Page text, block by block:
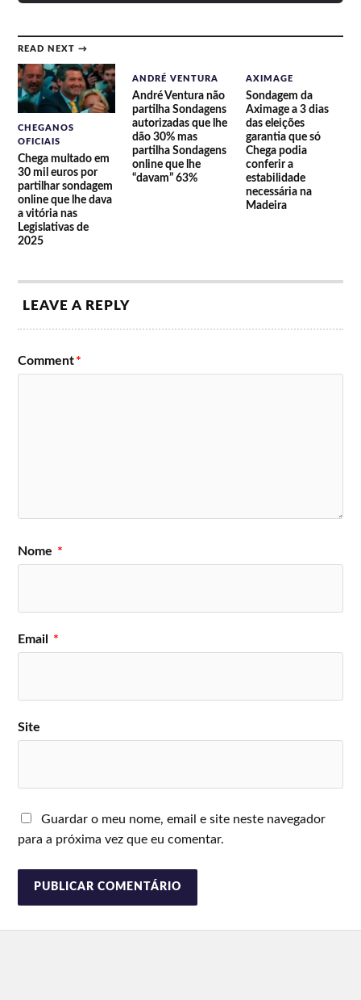
READ NEXT →
CHEGANOS
OFICIAIS
Chega multado em
30 mil euros por
partilhar sondagem
online que lhe dava
a vitória nas
Legislativas de
2025
ANDRÉ VENTURA
André Ventura não
partilha Sondagens
autorizadas que lhe
dão 30% mas
partilha Sondagens
online que lhe
“davam” 63%
AXIMAGE
Sondagem da
Aximage a 3 dias
das eleições
garantia que só
Chega podia
conferir a
estabilidade
necessária na
Madeira
LEAVE A REPLY
Comment*
Nome *
Email *
Site
Guardar o meu nome, email e site neste navegador
para a próxima vez que eu comentar.